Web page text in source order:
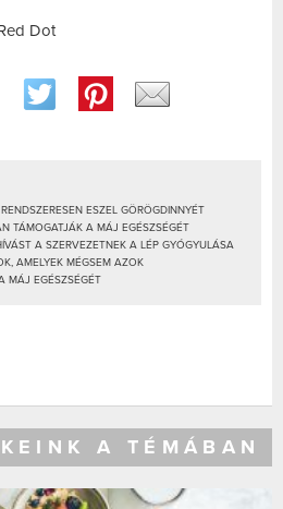
Dot
ESZEL GÖRÖGDINNYÉT
TÁMOGATJÁK A MÁJ EGÉSZSÉGÉT
A SZERVEZETNEK A LÉP GYÓGYULÁSA
AMELYEK MÉGSEM AZOK
MÁJ EGÉSZSÉGÉT
A TÉMÁBAN